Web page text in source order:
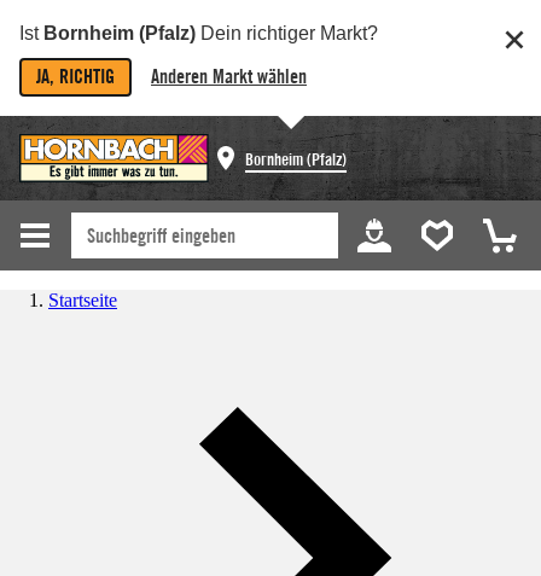
Ist Bornheim (Pfalz) Dein richtiger Markt?
JA, RICHTIG Anderen Markt wählen
Bornheim (Pfalz)
Startseite